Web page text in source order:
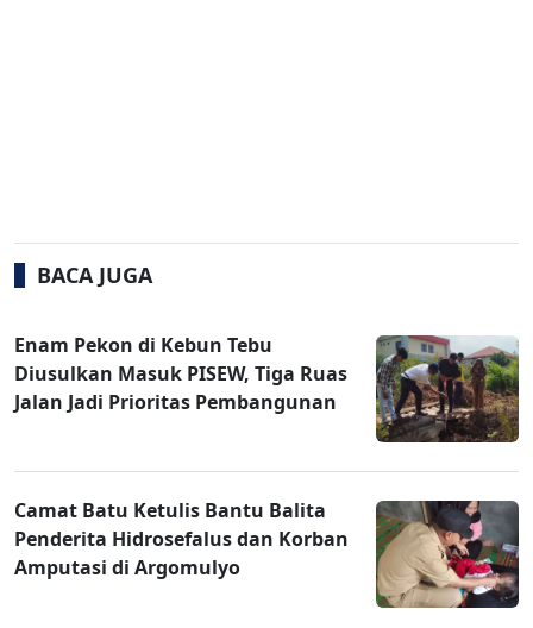
BACA JUGA
Enam Pekon di Kebun Tebu
Diusulkan Masuk PISEW, Tiga Ruas
Jalan Jadi Prioritas Pembangunan
Camat Batu Ketulis Bantu Balita
Penderita Hidrosefalus dan Korban
Amputasi di Argomulyo